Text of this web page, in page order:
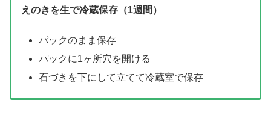
えのきを生で冷蔵保存（1週間）
パックのまま保存
パックに1ヶ所穴を開ける
石づきを下にして立てて冷蔵室で保存